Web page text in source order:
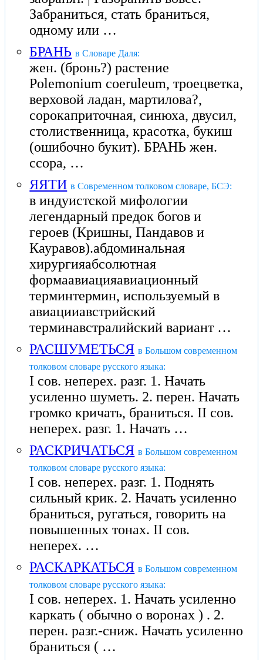
Забраниться, стать браниться,
одному или …
БРАНЬ в Словаре Даля:
жен. (бронь?) растение
Polemonium coeruleum, троецветка,
верховой ладан, мартилова?,
сорокаприточная, синюха, двусил,
столиственница, красотка, букиш
(ошибочно букит). БРАНЬ жен.
ссора, …
ЯЯТИ в Современном толковом словаре, БСЭ:
в индуистской мифологии
легендарный предок богов и
героев (Кришны, Пандавов и
Кауравов).абдоминальная
хирургияабсолютная
формаавиацияавиационный
терминтермин, используемый в
авиацииавстрийский
терминавстралийский вариант …
РАСШУМЕТЬСЯ в Большом современном
толковом словаре русского языка:
I сов. неперех. разг. 1. Начать
усиленно шуметь. 2. перен. Начать
громко кричать, браниться. II сов.
неперех. разг. 1. Начать …
РАСКРИЧАТЬСЯ в Большом современном
толковом словаре русского языка:
I сов. неперех. разг. 1. Поднять
сильный крик. 2. Начать усиленно
браниться, ругаться, говорить на
повышенных тонах. II сов.
неперех. …
РАСКАРКАТЬСЯ в Большом современном
толковом словаре русского языка:
I сов. неперех. 1. Начать усиленно
каркать ( обычно о воронах ) . 2.
перен. разг.-сниж. Начать усиленно
браниться ( …